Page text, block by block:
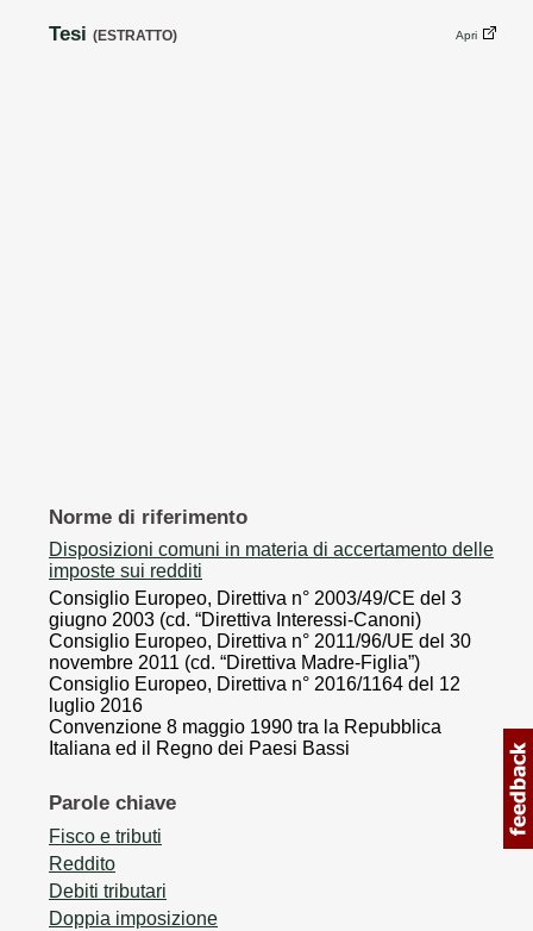
Tesi (ESTRATTO) Apri
Norme di riferimento
Disposizioni comuni in materia di accertamento delle
imposte sui redditi
Consiglio Europeo, Direttiva n° 2003/49/CE del 3
giugno 2003 (cd. “Direttiva Interessi-Canoni)
Consiglio Europeo, Direttiva n° 2011/96/UE del 30
novembre 2011 (cd. “Direttiva Madre-Figlia”)
Consiglio Europeo, Direttiva n° 2016/1164 del 12
luglio 2016
Convenzione 8 maggio 1990 tra la Repubblica
Italiana ed il Regno dei Paesi Bassi
Parole chiave
Fisco e tributi
Reddito
Debiti tributari
Doppia imposizione